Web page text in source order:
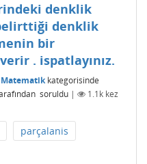
denklik
belirttiği denklik
bir
. ispatlayınız.
Matematikkategorisinde
soruldu | 1.1kkez
parçalanis